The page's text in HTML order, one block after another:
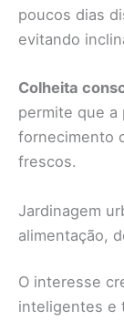
poucos dias
evitando
Colheita
permite que a
fornecimento
frescos.
Jardinagem
alimentação,
O interesse
inteligentes e